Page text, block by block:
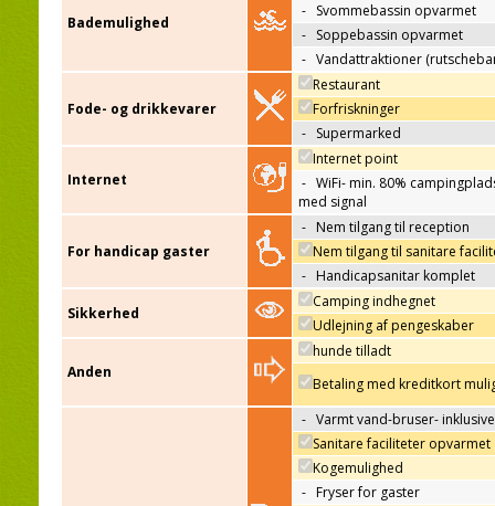
Bademulighed
- Svommebassin opvarmet
- Soppebassin opvarmet
- Vandattraktioner
Fode- og drikkevarer
Restaurant
Forfriskninger
- Supermarked
Internet
Internet point
- WiFi- min. 80%
med signal
For handicap gaster
- Nem tilgang til reception
Nem tilgang til sanitare
- Handicapsanitar komplet
Sikkerhed
Camping indhegnet
Udlejning af pengeskaber
Anden
hunde tilladt
Betaling med kreditkort
- Varmt vand-bruser- inklusive
Sanitare faciliteter opvarmet
Kogemulighed
- Fryser for gaster